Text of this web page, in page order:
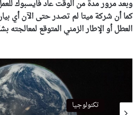
وبعد مرور مدة من الوقت عاد فايسبوك
كما أن شركة ميتا لم تصدر حتى الآن أي
العطل أو الإطار الزمني المتوقع لمعالجته
تكنولوجيا